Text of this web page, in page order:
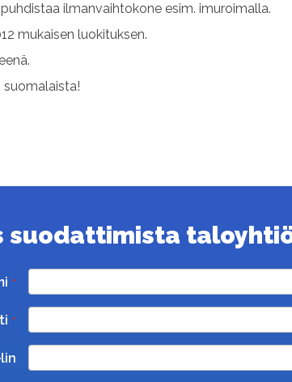
ilmanvaihtokone esim. imuroimalla.
mukaisen luokituksen.
suodattimista